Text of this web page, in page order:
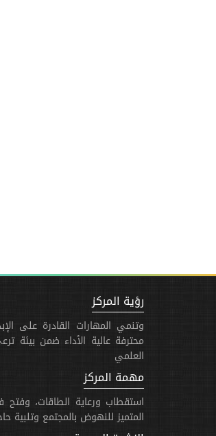
رؤية المركز
وتنمي المهارات القادرة على
محترفة عالية الأداء ضمن بيئة
العلمي
مهمة المركز
استقطاب ورعاية الطاقات، وفتح
المتميز للنهوض بالمجتمع وتلبية